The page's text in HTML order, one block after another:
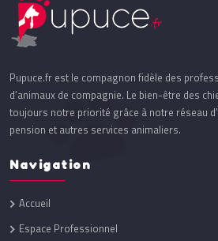
Pupuce.fr est le compagnon fidèle des
d’animaux de compagnie. Le bien-être des
toujours notre priorité grâce à notre réseau
pension et autres services animaliers.
Navigation
Accueil
Espace Professionnel